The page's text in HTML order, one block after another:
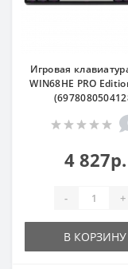
Игровая
WIN68HE PRO
4 827р.
- +
В КОРЗИНУ